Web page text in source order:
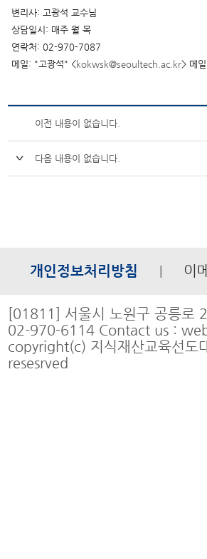
변리사: 고광석 교수님
상담일시: 매주 월 목
연락처: 02-970-7087
메일: "고광석" <kokwsk@seoultech.ac.kr> 메
이전 내용이 없습니다.
다음 내용이 없습니다.
개인정보처리방침 이
[01811] 서울시 노원구 공릉로
02-970-6114 Contact us :
copyright(c) 지식재산교육선도
resesrved